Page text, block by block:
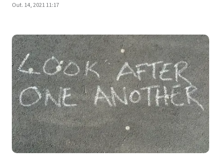
Out. 14, 2021 11:17